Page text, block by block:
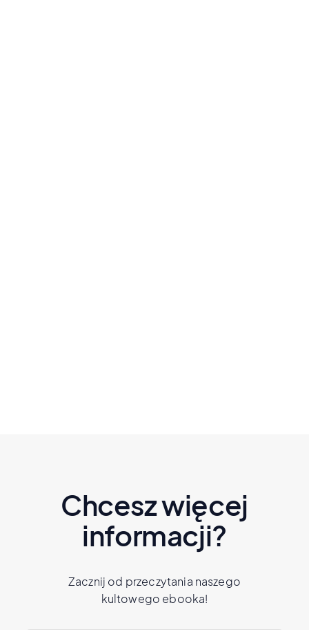
Chcesz więcej
informacji?
Zacznij od przeczytania naszego
kultowego ebooka!